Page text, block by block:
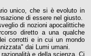
unico, che si è evoluto in
di essere nel giusto.
di nozioni apocalittiche
diretto a una qualche
corrotti e in cui un mondo
dai Lumi umani.
e della scienza. Ci